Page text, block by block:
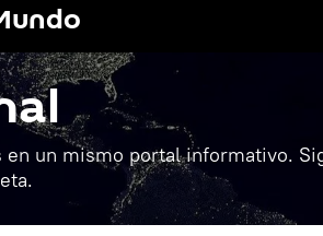
en un mismo portal informativo.